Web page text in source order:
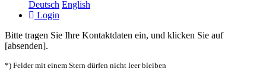
Deutsch English
Login
Bitte tragen Sie Ihre Kontaktdaten ein, und klicken Sie auf
[absenden].
*) Felder mit einem Stern dürfen nicht leer bleiben